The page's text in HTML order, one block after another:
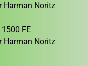
Harman Noritz
FE
Harman Noritz